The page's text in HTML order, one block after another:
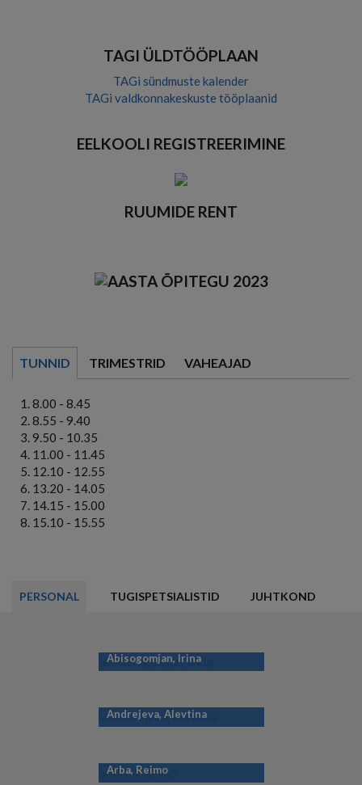
TAGI ÜLDTÖÖPLAAN
TAGi sündmuste kalender
TAGi valdkonnakeskuste tööplaanid
EELKOOLI REGISTREERIMINE
RUUMIDE RENT
TUNNID TRIMESTRID VAHEAJAD
8.00 - 8.45
8.55 - 9.40
9.50 - 10.35
11.00 - 11.45
12.10 - 12.55
13.20 - 14.05
14.15 - 15.00
15.10 - 15.55
PERSONAL TUGISPETSIALISTID JUHTKOND
Abisogomjan, Irina
Andrejeva, Alevtina
Arba, Reimo